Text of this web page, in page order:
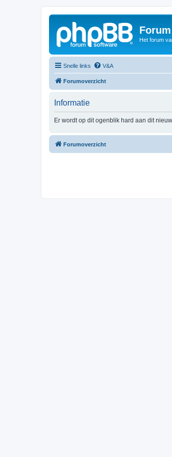
Het forum
Snelle links V&A
Forumoverzicht
Informatie
Er wordt op dit ogenblik hard aan dit
Forumoverzicht